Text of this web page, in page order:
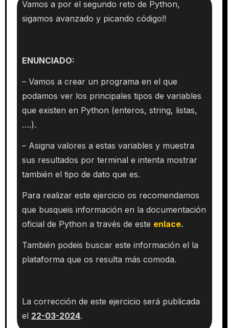
Vamos a por el segundo reto de Python,
sigamos avanzado y picando código!!
ENUNCIADO:
– Vamos a crear un programa en el que
podamos ver los principales tipos de variables
que existen en Python (enteros, string, listas,
….).
– Asigna valores a estas variables y muestra
sus resultados por terminal e intenta mostrar
también el tipo de dato que es.
Para realizar este ejercicio os recomendamos
que busqueis información en la documentación
oficial de Python a través de este enlace.
También podeis buscar este información el la
plataforma que os resulta más comoda.
La corrección de este ejercicio será publicada
el 22-03-2024.